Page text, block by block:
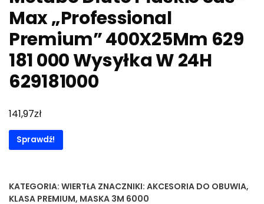
Max „Professional
Premium” 400X25Mm 629
181 000 Wysyłka W 24H
629181000
141,97zł
Sprawdź!
KATEGORIA: WIERTŁA ZNACZNIKI: AKCESORIA DO OBUWIA,
KLASA PREMIUM, MASKA 3M 6000